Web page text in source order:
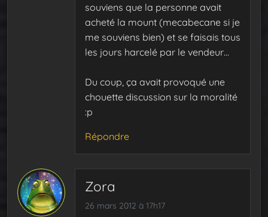
souviens que la personne avait
acheté la mount (mecabecane si je
me souviens bien) et se faisais tous
les jours harcelé par le vendeur…
Du coup, ça avait provoqué une
chouette discussion sur la moralité
:p
Répondre
Zora
26 mars 2012 à 17h17